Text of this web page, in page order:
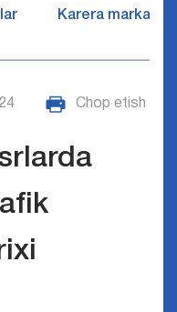
Karera markazi
Chop etish